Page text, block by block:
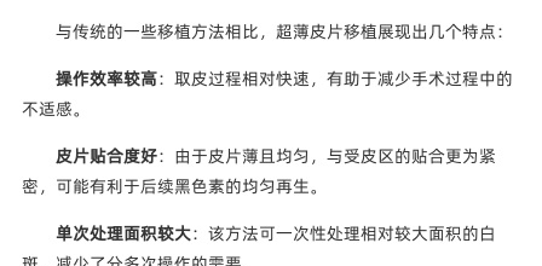
与传统的一些移植方法相比，超薄皮片移植展现出几个特点：
操作效率较高：取皮过程相对快速，有助于减少手术过程中的
不适感。
皮片贴合度好：由于皮片薄且均匀，与受皮区的贴合更为紧
密，可能有利于后续黑色素的均匀再生。
单次处理面积较大：该方法可一次性处理相对较大面积的白